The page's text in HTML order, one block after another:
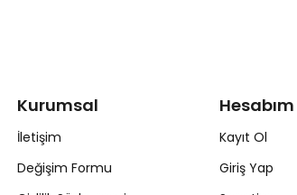
Kurumsal
İletişim
Değişim Formu
Hesabım
Kayıt Ol
Giriş Yap